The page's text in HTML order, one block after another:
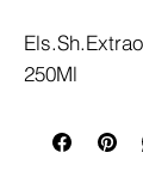
250Ml